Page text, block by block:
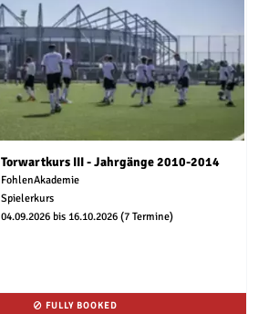
Torwartkurs III - Jahrgänge 2010-2014
FohlenAkademie
Spielerkurs
04.09.2026 bis 16.10.2026 (7 Termine)
FULLY BOOKED